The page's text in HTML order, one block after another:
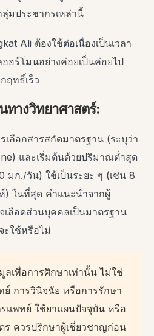
มประชากรเหล่านี้
Ali ต้องใช้ต่อเนื่องเป็นเวลา
อร์โมนอย่างค่อยเป็นค่อยไป
ฤทธิ์เร็ว
ทางวิทยาศาสตร์:
ลือกสารสกัดมาตรฐาน (ระบุว่า
และเริ่มต้นด้วยปริมาณต่ำสุด
มก./วัน) ใช้เป็นระยะ ๆ (เช่น 8
) ในที่สุด คำแนะนำจากผู้
เลือดส่วนบุคคลเป็นมาตรฐาน
ะใช้หรือไม่
เพื่อการศึกษาเท่านั้น ไม่ใช่
การวินิจฉัย หรือการรักษา
แพทย์ ใช้ยาแผนปัจจุบัน หรือ
ควรปรึกษาผู้เชี่ยวชาญก่อน